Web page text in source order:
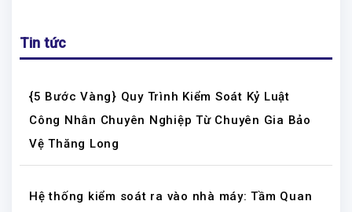
Tin tức
{5 Bước Vàng} Quy Trình Kiểm Soát Kỷ Luật
Công Nhân Chuyên Nghiệp Từ Chuyên Gia Bảo
Vệ Thăng Long
Hệ thống kiểm soát ra vào nhà máy: Tầm Quan